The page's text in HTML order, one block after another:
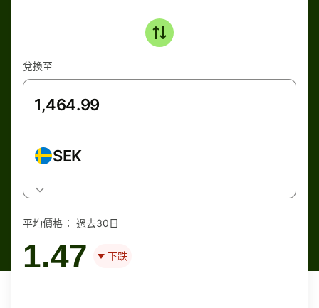
兌換至
SEK
平均價格： 過去30日
1.47 下跌